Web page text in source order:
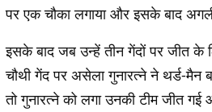
पर एक चौका लगाया और इसके बाद
इसके बाद जब उन्हें तीन गेंदों पर जीत के
चौथी गेंद पर असेला गुनारत्ने ने थर्ड-मैन
तो गुनारत्ने को लगा उनकी टीम जीत